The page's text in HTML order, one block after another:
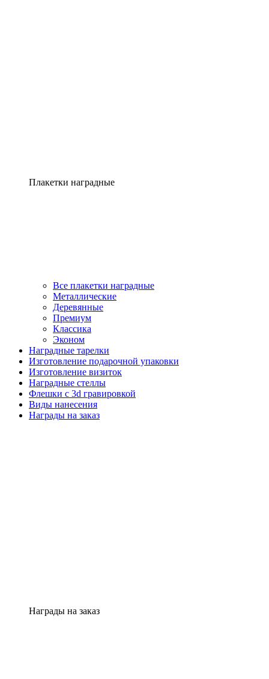
Плакетки наградные
Все плакетки наградные
Металлические
Деревянные
Премиум
Классика
Эконом
Наградные тарелки
Изготовление подарочной упаковки
Изготовление визиток
Наградные стеллы
Флешки с 3d гравировкой
Виды нанесения
Награды на заказ
Награды на заказ